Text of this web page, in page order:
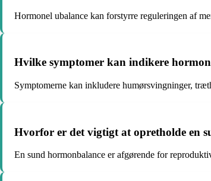
Hormonel ubalance kan forstyrre reguleringen af
Hvilke symptomer kan indikere
Symptomerne kan inkludere humørsvingninger,
Hvorfor er det vigtigt at opretholde en
En sund hormonbalance er afgørende for